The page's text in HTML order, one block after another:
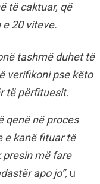
të caktuar, që
20 viteve.
tashmë duhet të
verifikoni pse këto
të përfituesit.
qenë në proces
e kanë fituar të
presin më fare
apo jo”, u